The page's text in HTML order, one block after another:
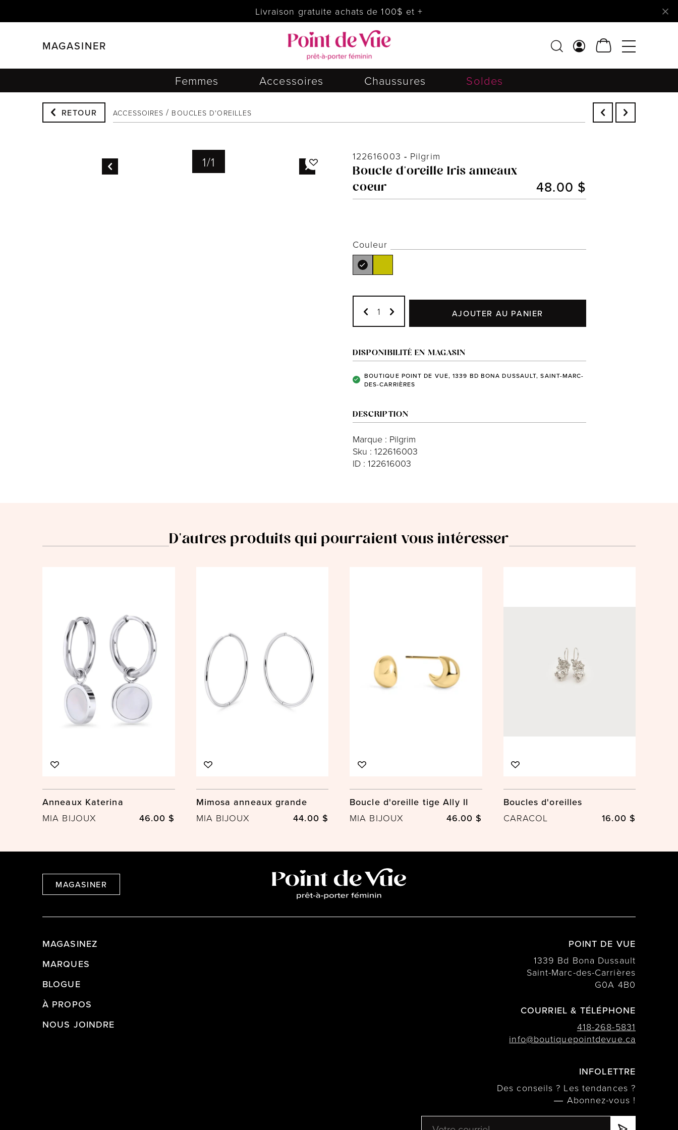
Livraison gratuite achats de 100$ et +
MAGASINER
FILTRER
Femmes Accessoires Chaussures Soldes
RETOUR ACCESSOIRES BOUCLES D'OREILLES
1/1 122616003 - Pilgrim
Boucle d'oreille Iris anneaux
coeur
48.00 $
Couleur
AJOUTER AU PANIER
DISPONIBILITÉ EN MAGASIN
BOUTIQUE POINT DE VUE, 1339 BD BONA DUSSAULT, SAINT-MARC-
DES-CARRIÈRES
DESCRIPTION
Marque : Pilgrim
Sku : 122616003
ID : 122616003
D'autres produits qui pourraient vous intéresser
Anneaux Katerina
MIA BIJOUX 46.00 $
Mimosa anneaux grande
MIA BIJOUX 44.00 $
Boucle d'oreille tige Ally II
MIA BIJOUX 46.00 $
Boucles d'oreilles
CARACOL 16.00 $
MAGASINER
MAGASINEZ
MARQUES
BLOGUE
À PROPOS
NOUS JOINDRE
POINT DE VUE
1339 Bd Bona Dussault
Saint-Marc-des-Carrières
G0A 4B0
COURRIEL & TÉLÉPHONE
418-268-5831
info@boutiquepointdevue.ca
INFOLETTRE
Des conseils ? Les tendances ?
― Abonnez-vous !